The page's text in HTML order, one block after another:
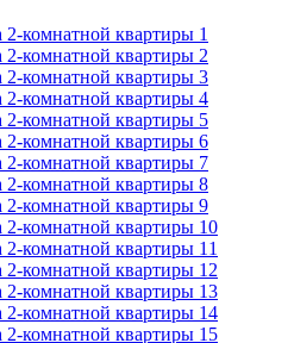
1
2
3
4
5
6
7
8
9
10
11
12
13
14
15